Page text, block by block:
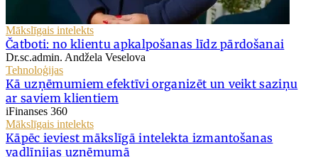
Mākslīgais intelekts
Čatboti: no klientu apkalpošanas līdz pārdošanai
Dr.sc.admin. Andžela Veselova
Tehnoloģijas
Kā uzņēmumiem efektīvi organizēt un veikt saziņu
ar saviem klientiem
iFinanses 360
Mākslīgais intelekts
Kāpēc ieviest mākslīgā intelekta izmantošanas
vadlīnijas uzņēmumā